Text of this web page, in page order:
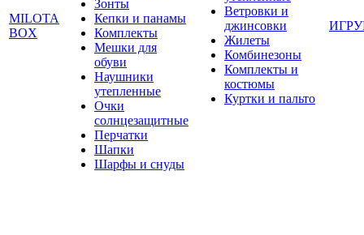
MILOTA
BOX
Зонты
Кепки и панамы
Комплекты
Мешки для
обуви
Наушники
утепленные
Очки
солнцезащитные
Перчатки
Шапки
Шарфы и снуды
Ветровки и
джинсовки
Жилеты
Комбинезоны
Комплекты и
костюмы
Куртки и пальто